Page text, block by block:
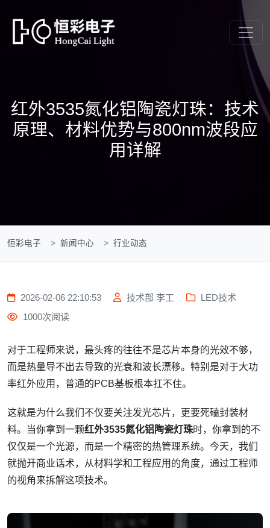
红外3535氮化铝陶瓷灯珠：技术
原理、材料优势与800nm波段应
用详解
恒彩电子 新闻中心 行业动态
2026-02-06 22:10:53 技术部 李工
LED技术
1000次阅读
对于工程师来说，最头疼的往往不是芯片本身的光效不够，
而是热量导不出去导致的光衰和波长漂移。特别是对于大功
率红外应用，普通的PCB基板根本扛不住。
这就是为什么我们不仅要关注发光芯片，更要死磕封装材
料。当你拿到一颗红外3535氮化铝陶瓷灯珠时，你拿到的不
仅仅是一个光源，而是一个精密的热管理系统。今天，我们
就抛开商业话术，从材料学和工程应用的角度，通过工程师
的视角来拆解这项技术。